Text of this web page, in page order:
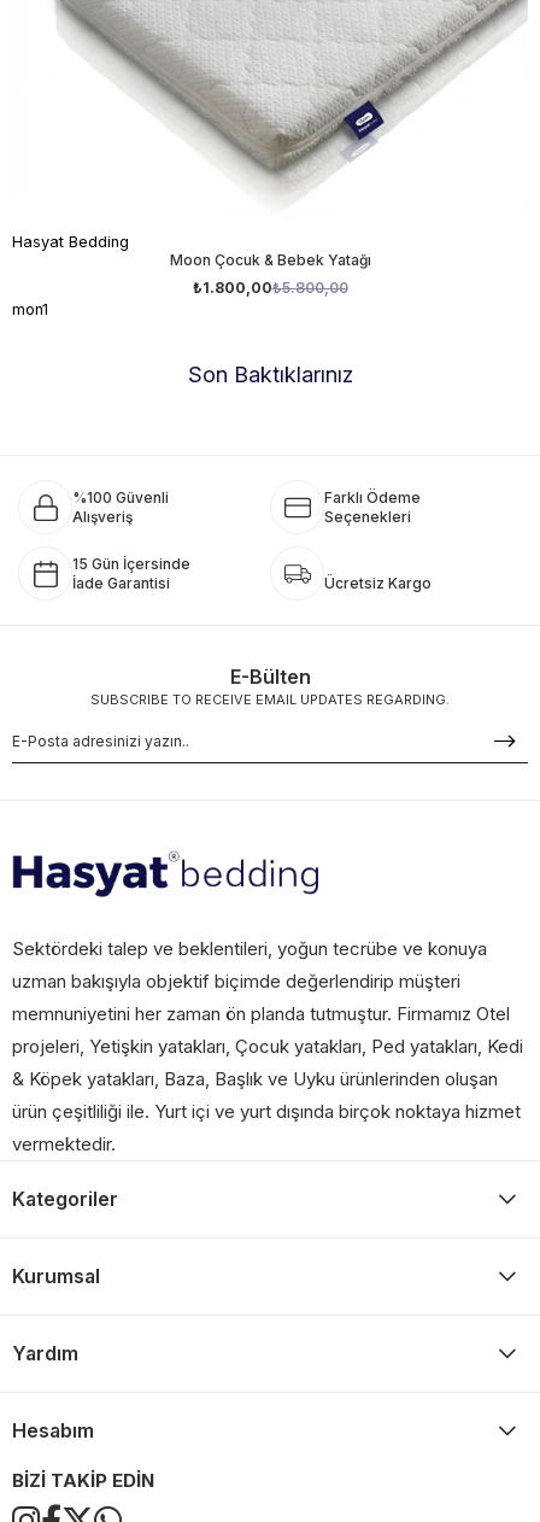
Hasyat Bedding
Moon Çocuk & Bebek Yatağı
₺5.800,00
₺1.800,00
mon1
Son Baktıklarınız
%100 Güvenli
Alışveriş
Farklı Ödeme
Seçenekleri
15 Gün İçersinde
İade Garantisi
Ücretsiz Kargo
E-Bülten
SUBSCRIBE TO RECEIVE EMAIL UPDATES REGARDING.
Sektördeki talep ve beklentileri, yoğun tecrübe ve konuya
uzman bakışıyla objektif biçimde değerlendirip müşteri
memnuniyetini her zaman ön planda tutmuştur. Firmamız Otel
projeleri, Yetişkin yatakları, Çocuk yatakları, Ped yatakları, Kedi
& Köpek yatakları, Baza, Başlık ve Uyku ürünlerinden oluşan
ürün çeşitliliği ile. Yurt içi ve yurt dışında birçok noktaya hizmet
vermektedir.
Kategoriler
Kurumsal
Yardım
Hesabım
BİZİ TAKİP EDİN